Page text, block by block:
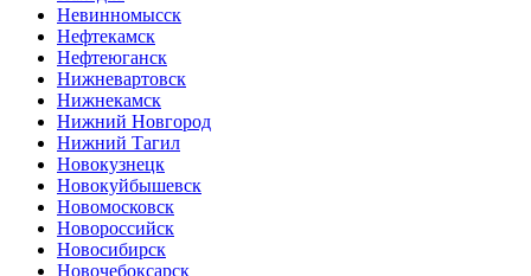
Невинномысск
Нефтекамск
Нефтеюганск
Нижневартовск
Нижнекамск
Нижний Новгород
Нижний Тагил
Новокузнецк
Новокуйбышевск
Новомосковск
Новороссийск
Новосибирск
Новочебоксарск